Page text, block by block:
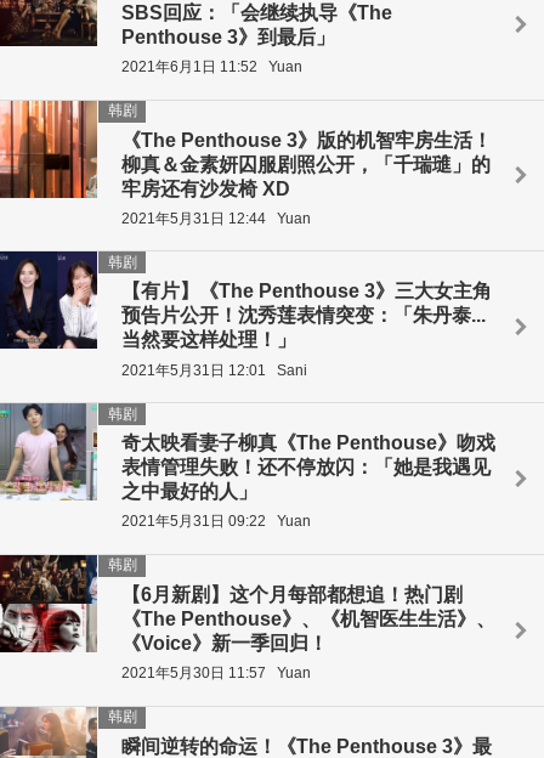
SBS回应：「会继续执导《The
Penthouse 3》到最后」
2021年6月1日 11:52 Yuan
《The Penthouse 3》版的机智牢房生活！
柳真＆金素妍囚服剧照公开，「千瑞璡」的
牢房还有沙发椅 XD
韩剧
2021年5月31日 12:44 Yuan
【有片】《The Penthouse 3》三大女主角
预告片公开！沈秀莲表情突变：「朱丹泰...
当然要这样处理！」
韩剧
2021年5月31日 12:01 Sani
奇太映看妻子柳真《The Penthouse》吻戏
表情管理失败！还不停放闪：「她是我遇见
之中最好的人」
韩剧
2021年5月31日 09:22 Yuan
【6月新剧】这个月每部都想追！热门剧
《The Penthouse》、《机智医生生活》、
《Voice》新一季回归！
韩剧
2021年5月30日 11:57 Yuan
瞬间逆转的命运！《The Penthouse 3》最
韩剧